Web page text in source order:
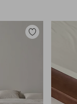
Legg